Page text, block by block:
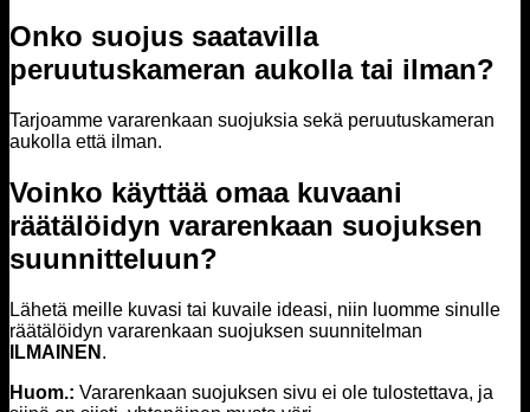
Onko suojus saatavilla
peruutuskameran aukolla tai ilman?
Tarjoamme vararenkaan suojuksia sekä peruutuskameran
aukolla että ilman.
Voinko käyttää omaa kuvaani
räätälöidyn vararenkaan suojuksen
suunnitteluun?
Lähetä meille kuvasi tai kuvaile ideasi, niin luomme sinulle
räätälöidyn vararenkaan suojuksen suunnitelman
ILMAINEN .
Huom.: Vararenkaan suojuksen sivu ei ole tulostettava, ja